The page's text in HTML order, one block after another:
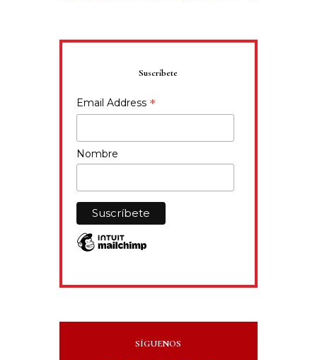
Suscríbete
Email Address *
Nombre
SÍGUENOS